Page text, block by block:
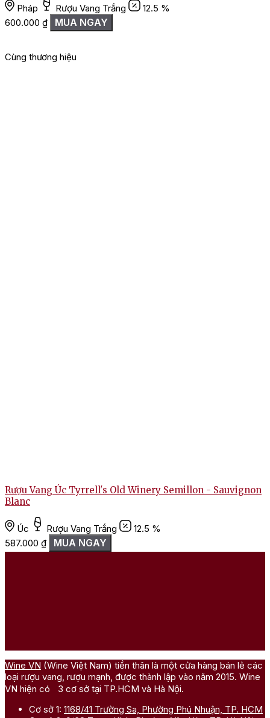
Pháp Rượu Vang Trắng
12.5 %
600.000 ₫ MUA NGAY
Cùng thương hiệu
Rượu Vang Úc Tyrrell's Old Winery Semillon - Sauvignon
Blanc
Úc Rượu Vang Trắng
12.5 %
587.000 ₫ MUA NGAY
Wine VN (Wine Việt Nam) tiền thân là một cửa hàng bán lẻ các
loại rượu vang, rượu mạnh, được thành lập vào năm 2015. Wine
VN hiện có 3 cơ sở tại TP.HCM và Hà Nội.
Cơ sở 1: 1168/41 Trường Sa, Phường Phú Nhuận, TP. HCM